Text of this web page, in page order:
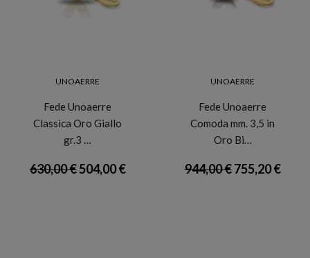
UNOAERRE
Fede Unoaerre
Classica Oro Giallo
gr.3 …
630,00 €504,00 €
UNOAERRE
Fede Unoaerre
Comoda mm. 3,5 in
Oro Bi…
944,00 €755,20 €